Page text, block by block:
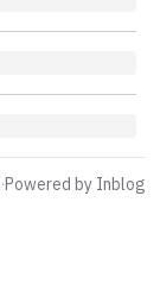
·Powered by Inblog